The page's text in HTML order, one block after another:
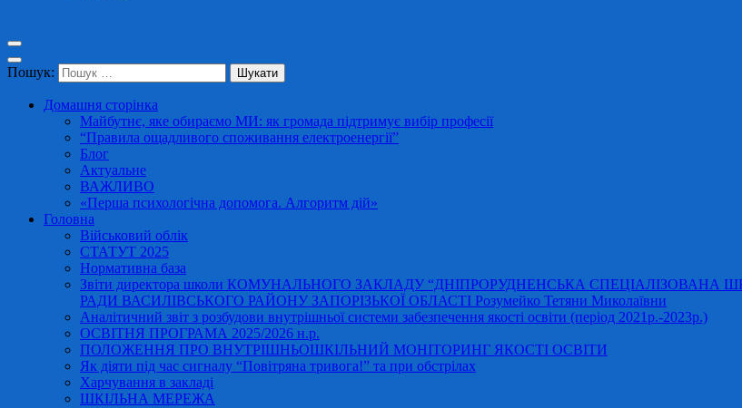
Пошук:
Домашня сторінка
Майбутнє, яке обираємо МИ: як громада підтримує вибір професії
“Правила ощадливого споживання електроенергії”
Блог
Актуальне
ВАЖЛИВО
«Перша психологічна допомога. Алгоритм дій»
Головна
Військовий облік
СТАТУТ 2025
Нормативна база
Звіти директора школи КОМУНАЛЬНОГО ЗАКЛАДУ “ДНІПРОРУДНЕНСЬКА СПЕЦІАЛІЗОВАНА
РАДИ ВАСИЛІВСЬКОГО РАЙОНУ ЗАПОРІЗЬКОЇ ОБЛАСТІ Розумейко Тетяни Миколаївни
Аналітичний звіт з розбудови внутрішньої системи забезпечення якості освіти (період 2021р.-2023р.)
ОСВІТНЯ ПРОГРАМА 2025/2026 н.р.
ПОЛОЖЕННЯ ПРО ВНУТРІШНЬОШКІЛЬНИЙ МОНІТОРИНГ ЯКОСТІ ОСВІТИ
Як діяти під час сигналу “Повітряна тривога!” та при обстрілах
Харчування в закладі
ШКІЛЬНА МЕРЕЖА